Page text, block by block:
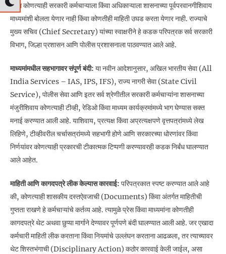
आता कोणत्याही सरकारी कर्मचाऱ्याला किंवा अधिकाऱ्याला शासनाच्या पूर्वपरवानगीशिवाय
माध्यमांशी बोलता येणार नाही किंवा कोणतीही माहिती उघड करता येणार नाही. राज्याचे
मुख्य सचिव (Chief Secretary) यांच्या स्वाक्षरीने हे कडक परिपत्रक सर्व सरकारी
विभाग, जिल्हा प्रशासन आणि पोलीस प्रशासनाला पाठवण्यात आले आहे.
माध्यमांमधील सहभागावर संपूर्ण बंदी: या नवीन आदेशानुसार, अखिल भारतीय सेवा (All
India Services – IAS, IPS, IFS), राज्य नागरी सेवा (State Civil
Service), पोलीस सेवा आणि इतर सर्व श्रेणीतील सरकारी कर्मचाऱ्यांना शासनाच्या
मंजुरीशिवाय कोणत्याही टीव्ही, रेडिओ किंवा माध्यम कार्यक्रमांमध्ये भाग घेण्यास सक्त
मनाई करण्यात आली आहे. याशिवाय, प्रत्यक्ष किंवा अप्रत्यक्षपणे वृत्तपत्रांमध्ये लेख
लिहिणे, टीव्हीवरील चर्चासत्रांमध्ये सहभागी होणे आणि सरकारच्या धोरणांवर किंवा
निर्णयांवर कोणत्याही प्रकारची टीकात्मक टिप्पणी करण्यावरही कडक निर्बंध घालण्यात
आले आहेत.
माहिती आणि कागदपत्रे लीक केल्यास कारवाई: परिपत्रकात स्पष्ट करण्यात आले आहे
की, कोणत्याही शासकीय दस्तऐवजाची (Documents) किंवा अंतर्गत माहितीची
गुप्तता राखणे हे कर्मचाऱ्यांचे कर्तव्य आहे. त्यामुळे प्रेस किंवा माध्यमांना कोणतीही
कागदपत्रे थेट अथवा छुप्या मार्गाने देण्यावर पूर्णपणे बंदी घालण्यात आली आहे. जर एखादा
कर्मचारी माहिती लीक करताना किंवा नियमांचे उल्लंघन करताना आढळला, तर त्याच्यावर
थेट शिस्तभंगाची (Disciplinary Action) कठोर कारवाई केली जाईल, असा